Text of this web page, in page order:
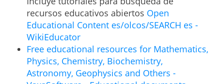
recursos educativos abiertos Open
Educational Content es/olcos/SEARCH es -
WikiEducator
Free educational resources for Mathematics,
Physics, Chemistry, Biochemistry,
Astronomy, Geophysics and Others -